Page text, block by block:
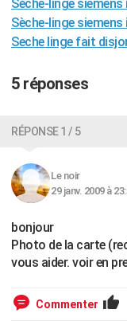
Sèche-linge
Sèche-linge
Seche linge fait
5 réponses
RÉPONSE 1 / 5
Le noir
29 janv. 2009 à
bonjour
Photo de la carte
vous aider. voir en
Commenter